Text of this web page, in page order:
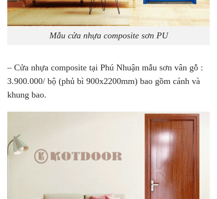
Mẫu cửa nhựa composite sơn PU
– Cửa nhựa composite tại Phú Nhuận mẫu sơn vân gỗ :
3.900.000/ bộ (phủ bì 900x2200mm) bao gồm cánh và
khung bao.